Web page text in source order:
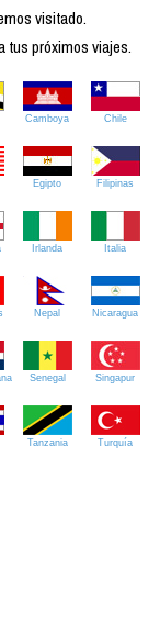
visitado.
tus próximos viajes.
Camboya Chile
Egipto Filipinas
Irlanda Italia
Nepal Nicaragua
Senegal Singapur
Tanzania Turquía